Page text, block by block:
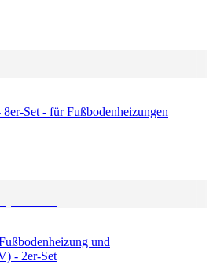
Set - für Fußbodenheizungen
und
- 2er-Set